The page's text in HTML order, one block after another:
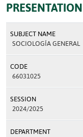
SUBJECT NAME
SOCIOLOGÍA GENERAL
CODE
66031025
SESSION
2024/2025
DEPARTMENT